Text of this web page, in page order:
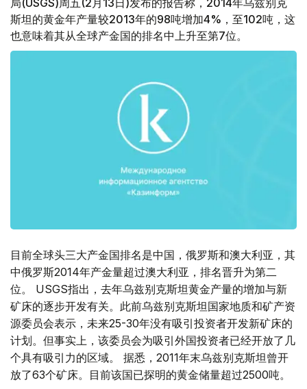
局(USGS)周五(2月13日)发布的报告称，2014年乌兹别克
斯坦的黄金年产量较2013年的98吨增加4%，至102吨，这
也意味着其从全球产金国的排名中上升至第7位。
目前全球头三大产金国排名是中国，俄罗斯和澳大利亚，其
中俄罗斯2014年产金量超过澳大利亚，排名晋升为第二
位。 USGS指出，去年乌兹别克斯坦黄金产量的增加与新
矿床的逐步开发有关。此前乌兹别克斯坦国家地质和矿产资
源委员会表示，未来25-30年没有吸引投资者开发新矿床的
计划。但事实上，该委员会为吸引外国投资者已经开放了几
个具有吸引力的区域。 据悉，2011年末乌兹别克斯坦曾开
放了63个矿床。目前该国已探明的黄金储量超过2500吨。